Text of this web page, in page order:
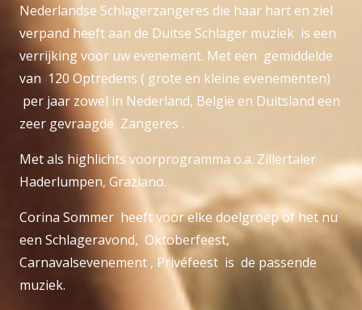
Nederlandse Schlagerzangeres die haar hart en ziel
verpand heeft aan de Duitse Schlager muziek is een
verrijking voor uw evenement. Met een gemiddelde
van 120 Optredens ( grote en kleine evenementen)
per jaar zowel in Nederland, België en Duitsland een
zeer gevraagde Zangeres .
Met als highlichts voorprogramma o.a. Zillertaler
Haderlumpen, Graziano.
Corina Sommer heeft voor elke doelgroep of het nu
een Schlageravond, Oktoberfeest,
Carnavalsevenement , Privéfeest is de passende
muziek.